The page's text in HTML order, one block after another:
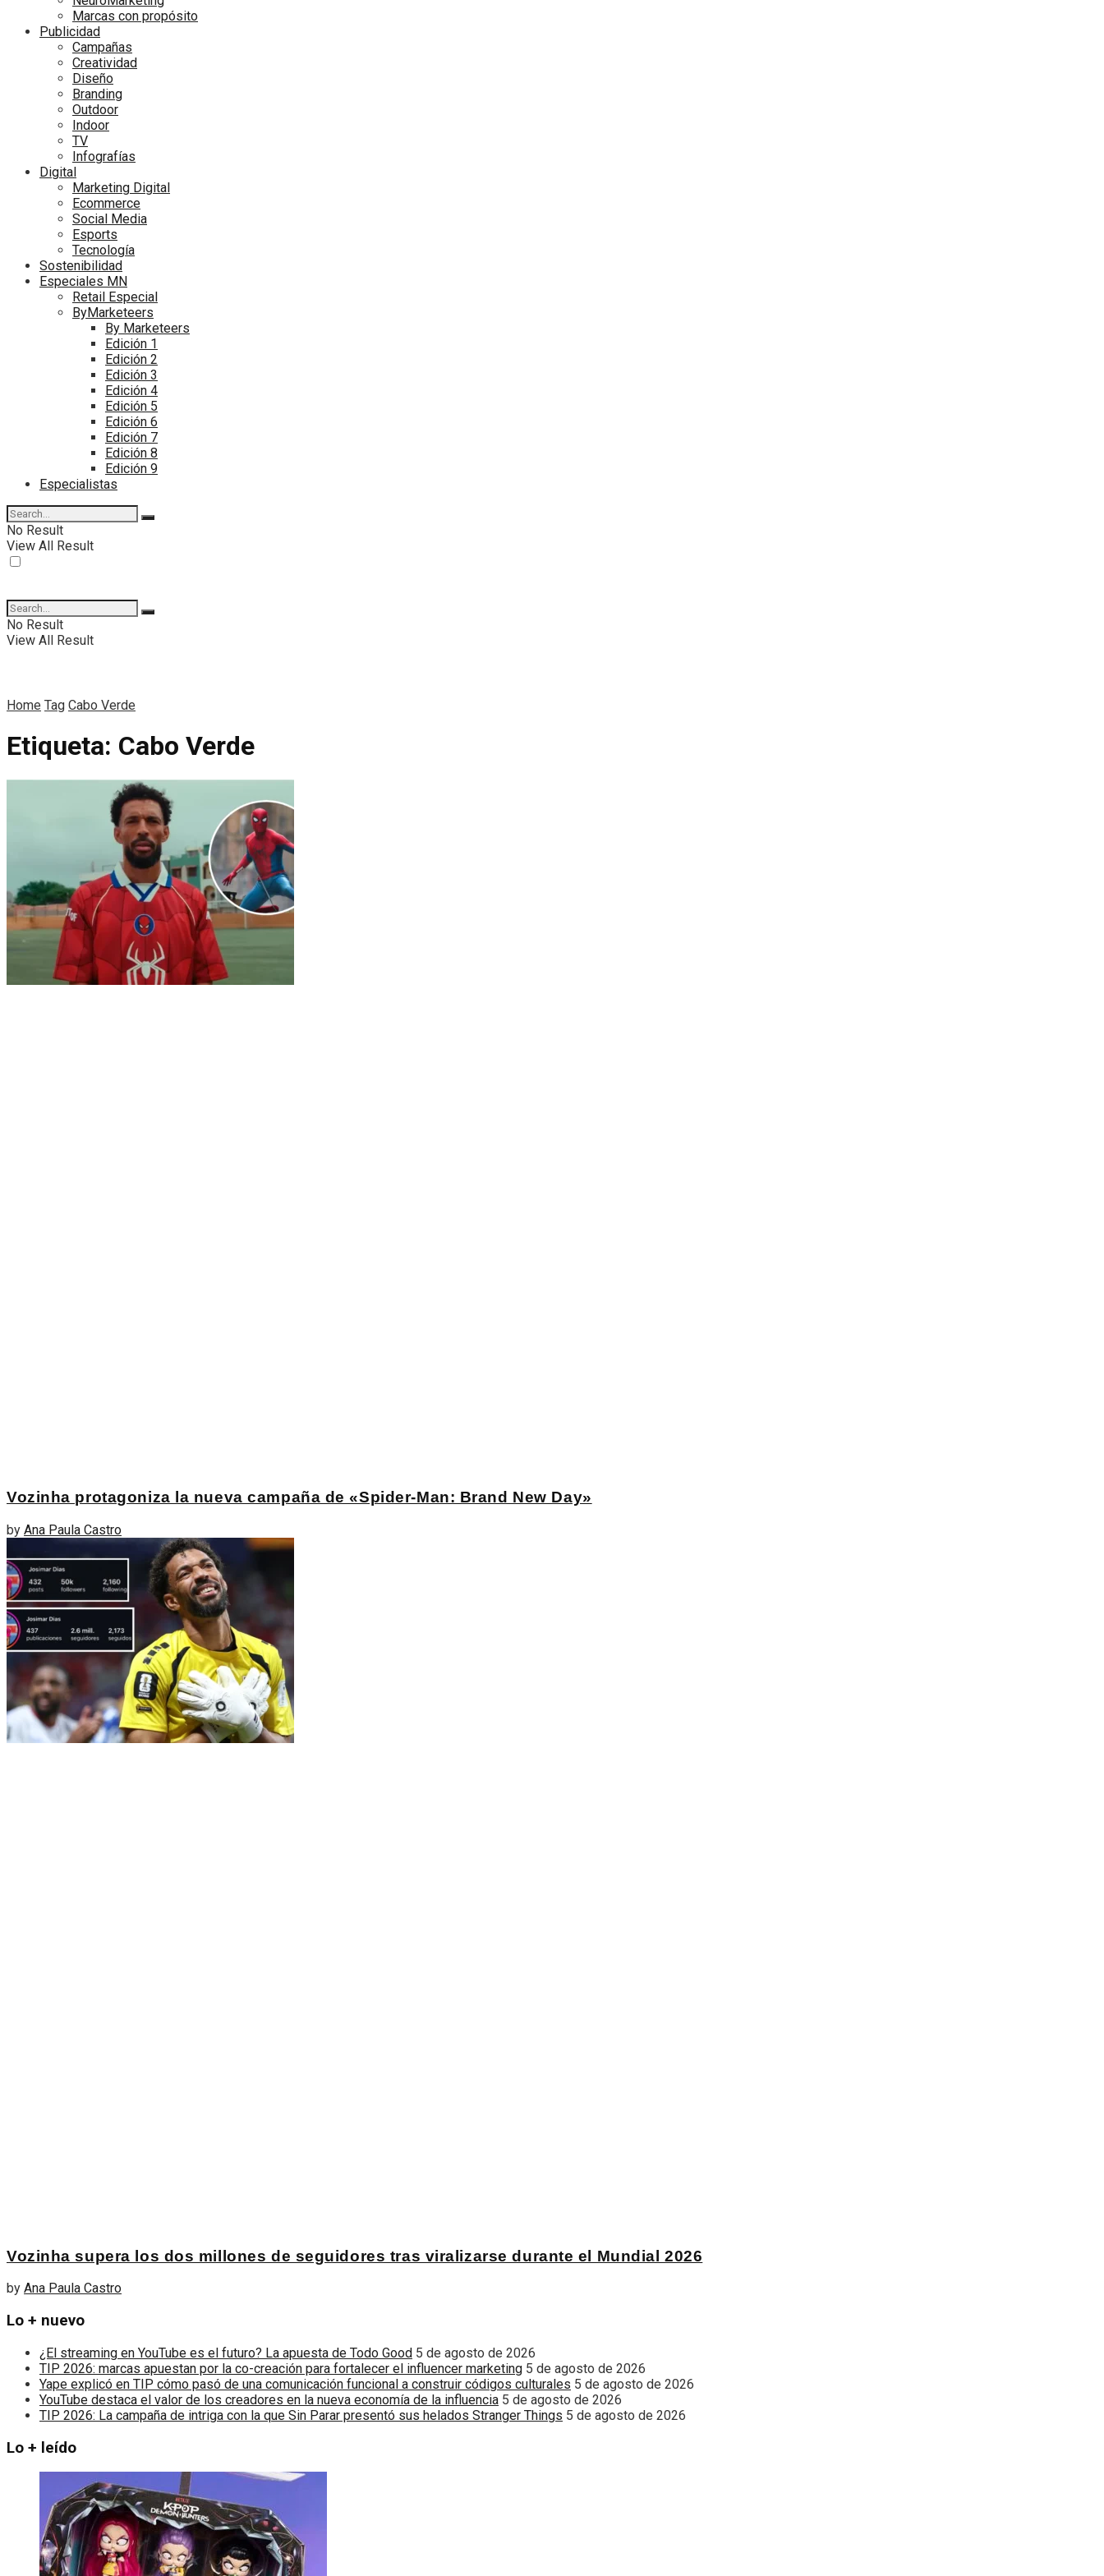
Marcas con propósito
Publicidad
Campañas
Creatividad
Diseño
Branding
Outdoor
Indoor
TV
Infografías
Digital
Marketing Digital
Ecommerce
Social Media
Esports
Tecnología
Sostenibilidad
Especiales MN
Retail Especial
ByMarketeers
By Marketeers
Edición 1
Edición 2
Edición 3
Edición 4
Edición 5
Edición 6
Edición 7
Edición 8
Edición 9
Especialistas
No Result
View All Result
No Result
View All Result
Home Tag Cabo Verde
Etiqueta: Cabo Verde
Vozinha protagoniza la nueva campaña de «Spider-Man: Brand New Day»
by Ana Paula Castro
Vozinha supera los dos millones de seguidores tras viralizarse durante el Mundial 2026
by Ana Paula Castro
Lo + nuevo
¿El streaming en YouTube es el futuro? La apuesta de Todo Good 5 de agosto de 2026
TIP 2026: marcas apuestan por la co-creación para fortalecer el influencer marketing 5 de agosto de 2026
Yape explicó en TIP cómo pasó de una comunicación funcional a construir códigos culturales 5 de agosto de 2026
YouTube destaca el valor de los creadores en la nueva economía de la influencia 5 de agosto de 2026
TIP 2026: La campaña de intriga con la que Sin Parar presentó sus helados Stranger Things 5 de agosto de 2026
Lo + leído